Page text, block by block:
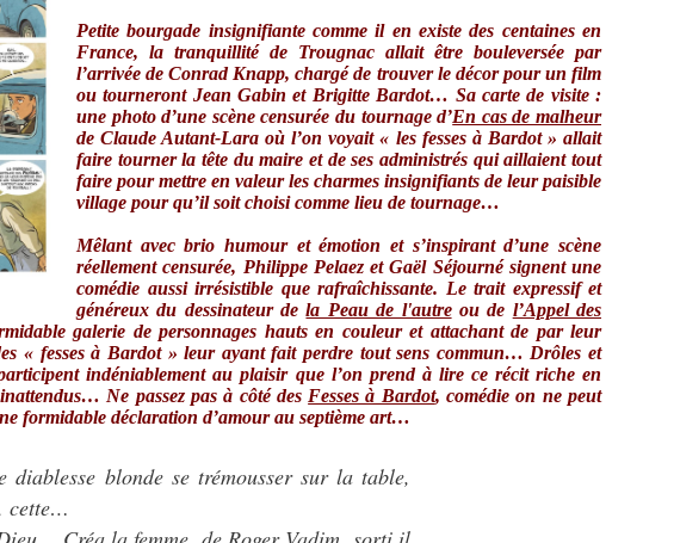
Petite bourgade insignifiante comme il en existe des centaines en
France, la tranquillité de Trougnac allait être bouleversée par
l’arrivée de Conrad Knapp, chargé de trouver le décor pour un film
ou tourneront Jean Gabin et Brigitte Bardot… Sa carte de visite :
une photo d’une scène censurée du tournage d’En cas de malheur
de Claude Autant-Lara où l’on voyait « les fesses à Bardot » allait
faire tourner la tête du maire et de ses administrés qui aillaient tout
faire pour mettre en valeur les charmes insignifiants de leur paisible
village pour qu’il soit choisi comme lieu de tournage…
Mêlant avec brio humour et émotion et s’inspirant d’une scène
réellement censurée, Philippe Pelaez et Gaël Séjourné signent une
comédie aussi irrésistible que rafraîchissante. Le trait expressif et
généreux du dessinateur dela Peau de l'autreou de l’Appel des
galerie de personnages hauts en couleur et attachant de par leur
« fesses à Bardot » leur ayant fait perdre tout sens commun… Drôles et
indéniablement au plaisir que l’on prend à lire ce récit riche en
Ne passez pas à côté des Fesses à Bardot, comédie on ne peut
formidable déclaration d’amour au septième art…
blonde se trémousser sur la table,
cette…